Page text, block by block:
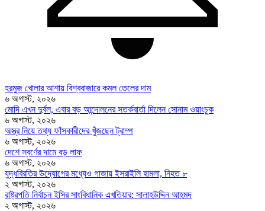
হরমুজ খোলার আশায় বিশ্ববাজারে কমল তেলের দাম
৬ অগাস্ট, ২০২৬
মোদি এখন দুর্বল, এবার বড় আন্দোলনের সতর্কবার্তা দিলেন সোনাম ওয়াংচুক
৬ অগাস্ট, ২০২৬
অস্ত্র নিয়ে তথ্য ফাঁসকারীদের খুঁজছেন ট্রাম্প
৬ অগাস্ট, ২০২৬
দেশে স্বর্ণের দামে বড় লাফ
৬ অগাস্ট, ২০২৬
যুদ্ধবিরতির উদ্যোগের মধ্যেও গাজায় ইসরাইলি হামলা, নিহত ৮
২ অগাস্ট, ২০২৬
রাষ্ট্রপতি নির্বাচন ইসির সাংবিধানিক এখতিয়ার: সালাহউদ্দিন আহমদ
২ অগাস্ট, ২০২৬